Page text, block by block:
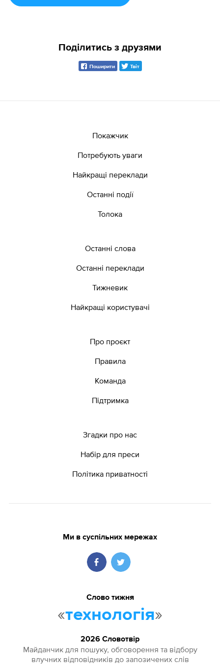
Поділитись з друзями
Поширити Твіт
Покажчик
Потребують уваги
Найкращі переклади
Останні події
Толока
Останні слова
Останні переклади
Тижневик
Найкращі користувачі
Про проєкт
Правила
Команда
Підтримка
Згадки про нас
Набір для преси
Політика приватності
Ми в суспільних мережах
Слово тижня
«технологія»
2026 Словотвір
Майданчик для пошуку, обговорення та відбору
влучних відповідників до запозичених слів